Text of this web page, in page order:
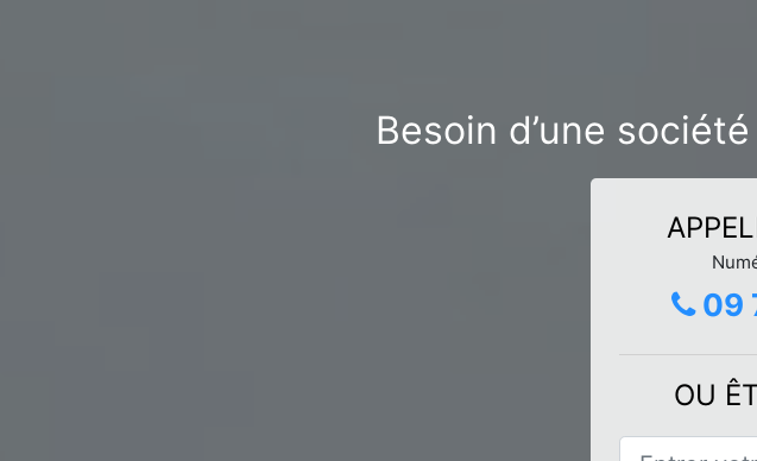
Besoin d’une
09
OU